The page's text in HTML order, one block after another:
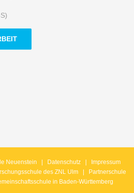
Neuenstein Datenschutz
Impressum
des ZNL Ulm | Partnerschule
in Baden-Württemberg